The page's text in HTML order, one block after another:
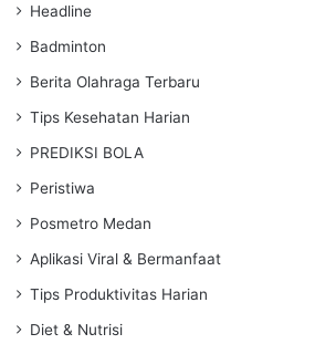
Headline
Badminton
Berita Olahraga Terbaru
Tips Kesehatan Harian
PREDIKSI BOLA
Peristiwa
Posmetro Medan
Aplikasi Viral & Bermanfaat
Tips Produktivitas Harian
Diet & Nutrisi